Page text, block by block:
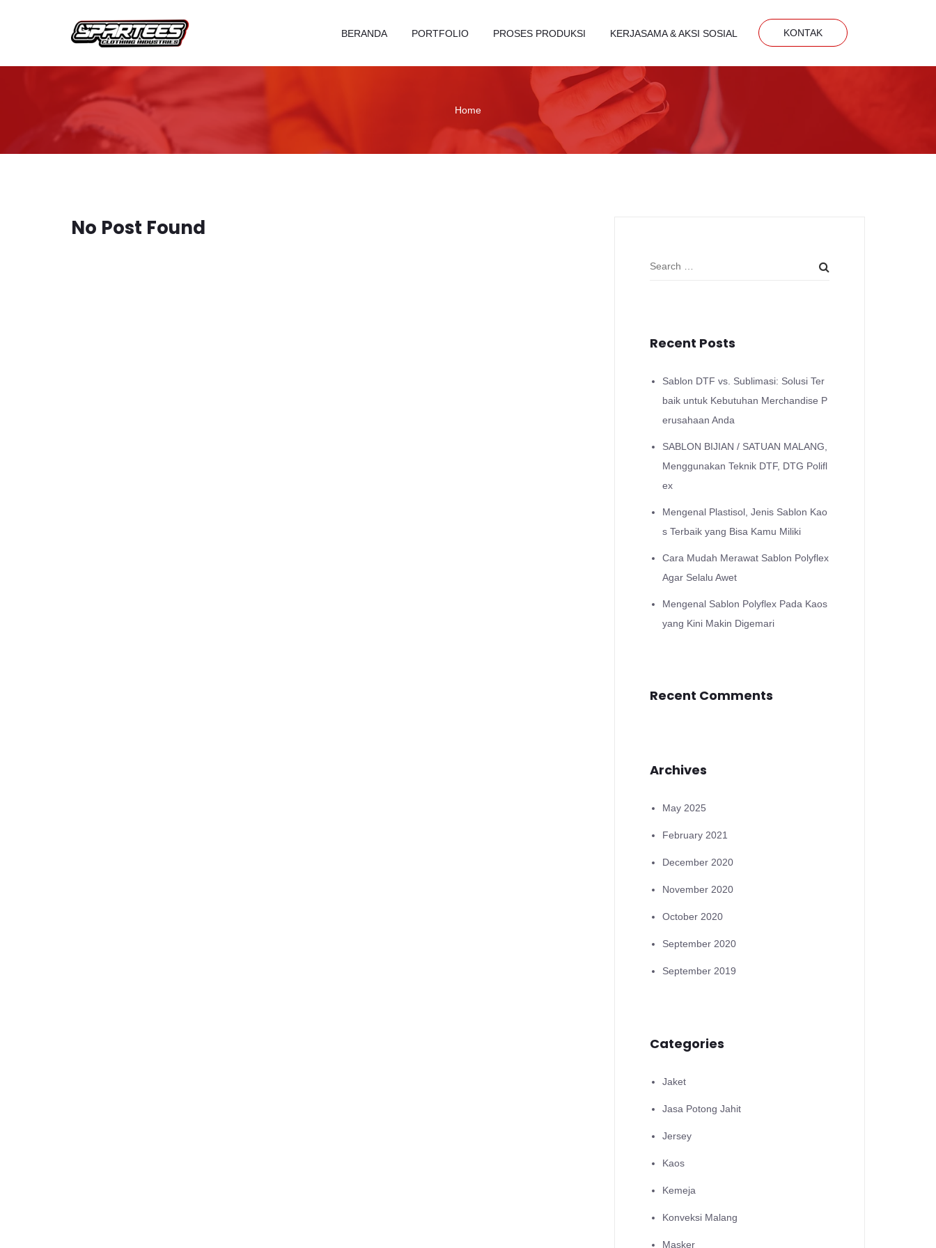
BERANDA PORTFOLIO PROSES PRODUKSI KERJASAMA & AKSI SOSIAL KONTAK
Home
No Post Found
Recent Posts
Sablon DTF vs. Sublimasi: Solusi Ter
baik untuk Kebutuhan Merchandise P
erusahaan Anda
SABLON BIJIAN / SATUAN MALANG,
Menggunakan Teknik DTF, DTG Polifl
ex
Mengenal Plastisol, Jenis Sablon Kao
s Terbaik yang Bisa Kamu Miliki
Cara Mudah Merawat Sablon Polyflex
Agar Selalu Awet
Mengenal Sablon Polyflex Pada Kaos
yang Kini Makin Digemari
Recent Comments
Archives
May 2025
February 2021
December 2020
November 2020
October 2020
September 2020
September 2019
Categories
Jaket
Jasa Potong Jahit
Jersey
Kaos
Kemeja
Konveksi Malang
Masker